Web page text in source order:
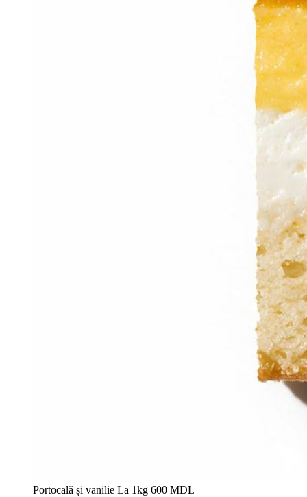
Portocală și vanilie La 1kg 600 MDL